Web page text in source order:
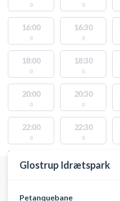
0 0
16:00
0
16:30
0
18:00
0
18:30
0
20:00
0
20:30
0
22:00
0
22:30
0
STEDER MED LEDIGE AKTIVITETER
Glostrup Idrætspark
Petanquebane